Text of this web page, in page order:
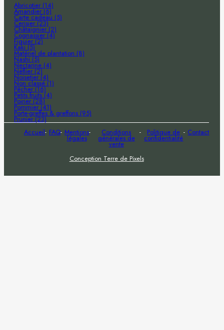
Abricotier (14)
Amandier (6)
Carte cadeau (5)
Cerisier (23)
Châtaignier (2)
Cognassier (4)
Figuier (2)
Kaki (5)
Matériel de plantation (8)
Nashi (5)
Nectarine (4)
Néflier (2)
Noisetier (4)
Non classé (1)
Pêcher (16)
Petits fruits (4)
Poirier (28)
Pommier (41)
Porte-greffes & greffons (95)
Prunier (23)
Accueil FAQ Mentions
légales
Conditions
générales de
vente
Politique de
confidentialité
Contact
Conception Terre de Pixels